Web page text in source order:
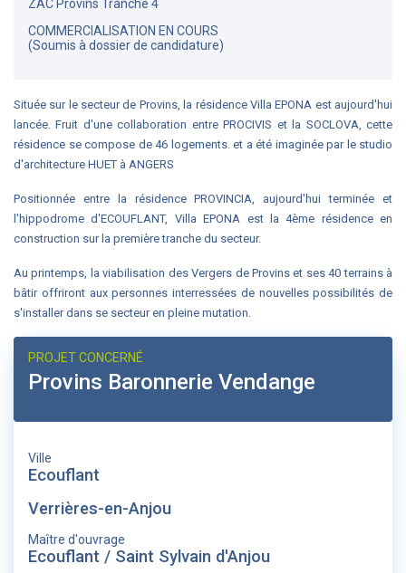
ZAC Provins Tranche 4
COMMERCIALISATION EN COURS
(Soumis à dossier de candidature)
Située sur le secteur de Provins, la résidence Villa EPONA est aujourd'hui
lancée. Fruit d'une collaboration entre PROCIVIS et la SOCLOVA, cette
résidence se compose de 46 logements. et a été imaginée par le studio
d'architecture HUET à ANGERS
Positionnée entre la résidence PROVINCIA, aujourd'hui terminée et
l'hippodrome d'ECOUFLANT, Villa EPONA est la 4ème résidence en
construction sur la première tranche du secteur.
Au printemps, la viabilisation des Vergers de Provins et ses 40 terrains à
bâtir offriront aux personnes interressées de nouvelles possibilités de
s'installer dans se secteur en pleine mutation.
PROJET CONCERNÉ
Provins Baronnerie Vendange
Ville
Ecouflant
Verrières-en-Anjou
Maître d'ouvrage
Ecouflant / Saint Sylvain d'Anjou